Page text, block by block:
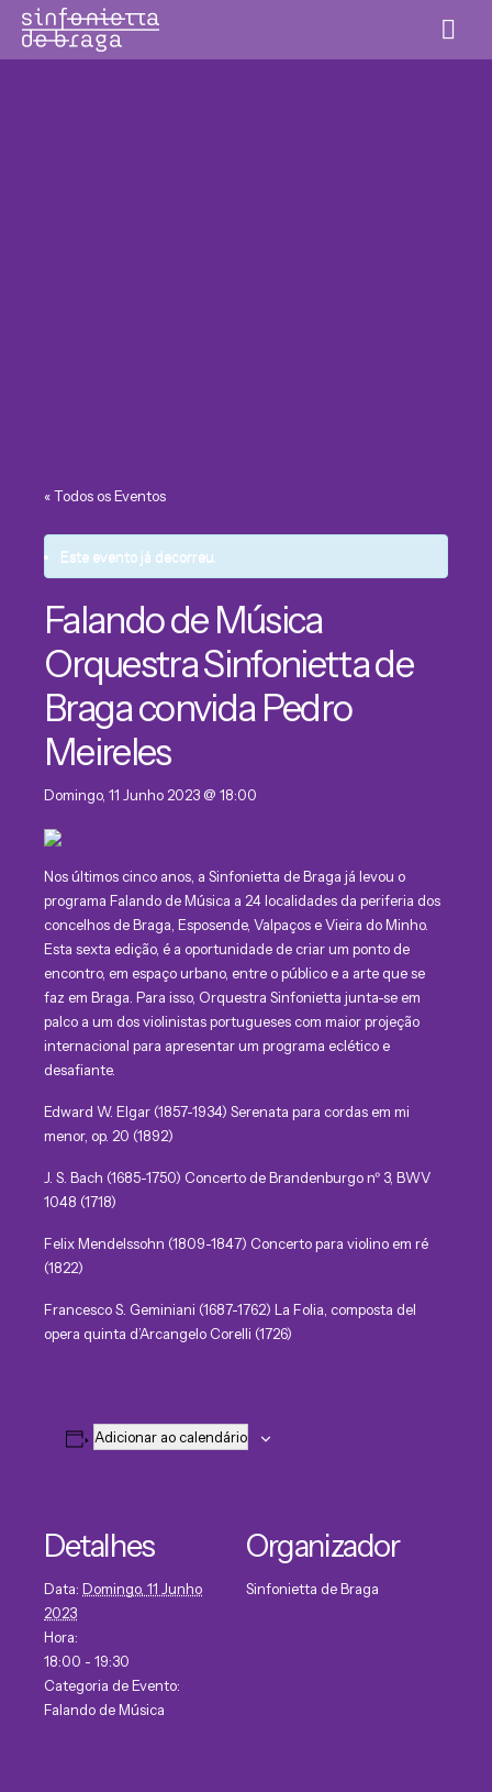
« Todos os Eventos
Este evento já decorreu.
Falando de Música
Orquestra Sinfonietta de
Braga convida Pedro
Meireles
Domingo, 11 Junho 2023 @ 18:00
Nos últimos cinco anos, a Sinfonietta de Braga já levou o
programa Falando de Música a 24 localidades da periferia dos
concelhos de Braga, Esposende, Valpaços e Vieira do Minho.
Esta sexta edição, é a oportunidade de criar um ponto de
encontro, em espaço urbano, entre o público e a arte que se
faz em Braga. Para isso, Orquestra Sinfonietta junta-se em
palco a um dos violinistas portugueses com maior projeção
internacional para apresentar um programa eclético e
desafiante.
Edward W. Elgar (1857-1934) Serenata para cordas em mi
menor, op. 20 (1892)
J. S. Bach (1685-1750) Concerto de Brandenburgo nº 3, BWV
1048 (1718)
Felix Mendelssohn (1809-1847) Concerto para violino em ré
(1822)
Francesco S. Geminiani (1687-1762) La Folia, composta del
opera quinta d’Arcangelo Corelli (1726)
Adicionar ao calendário
Detalhes
Data: Domingo, 11 Junho
2023
Hora:
18:00 - 19:30
Categoria de Evento:
Falando de Música
Organizador
Sinfonietta de Braga